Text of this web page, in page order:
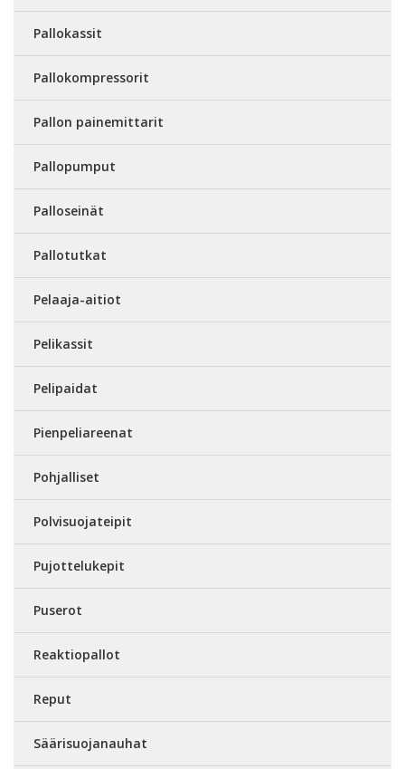
Pallokassit
Pallokompressorit
Pallon painemittarit
Pallopumput
Palloseinät
Pallotutkat
Pelaaja-aitiot
Pelikassit
Pelipaidat
Pienpeliareenat
Pohjalliset
Polvisuojateipit
Pujottelukepit
Puserot
Reaktiopallot
Reput
Säärisuojanauhat